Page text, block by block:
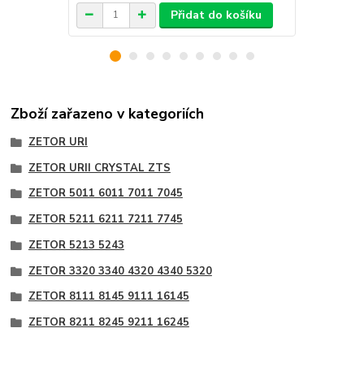
Přidat do košíku
Zboží zařazeno v kategoriích
ZETOR URI
ZETOR URII CRYSTAL ZTS
ZETOR 5011 6011 7011 7045
ZETOR 5211 6211 7211 7745
ZETOR 5213 5243
ZETOR 3320 3340 4320 4340 5320
ZETOR 8111 8145 9111 16145
ZETOR 8211 8245 9211 16245